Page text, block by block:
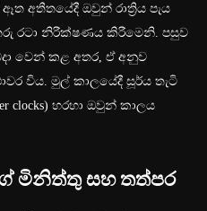
අතීතයේදී ඔවුන් රාත්‍රිය පැය
රටා නිරීක්ෂණය කිරීමෙනි. පසුව
වෙන් කළ අතර, ඒ අනුව
විය. මුල් කාලයේදී සූර්ය තැටි
clocks) හරහා ඔවුන් කාලය
මිනිත්තු සහ තත්පර